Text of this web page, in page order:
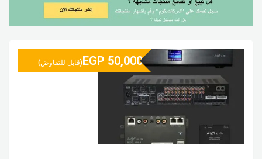
EGP 50,000 (قابل للتفاوض)